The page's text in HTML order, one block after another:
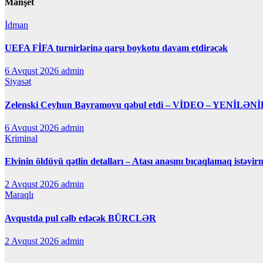
İdman
UEFA FİFA turnirlərinə qarşı boykotu davam etdirəcək
6 Avqust 2026 admin
Siyasət
Zelenski Ceyhun Bayramovu qəbul etdi – VİDEO –
6 Avqust 2026 admin
Kriminal
Elvinin öldüyü qətlin detalları – Atası anasını bıçaqlamaq
2 Avqust 2026 admin
Maraqlı
Avqustda pul cəlb edəcək BÜRCLƏR
2 Avqust 2026 admin